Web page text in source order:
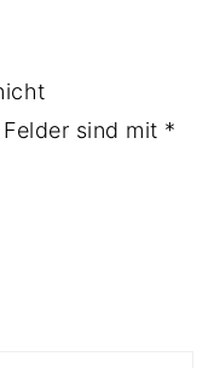
sind mit *